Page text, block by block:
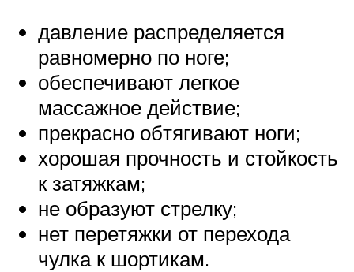
давление распределяется
равномерно по ноге;
обеспечивают легкое
массажное действие;
прекрасно обтягивают ноги;
хорошая прочность и стойкость
к затяжкам;
не образуют стрелку;
нет перетяжки от перехода
чулка к шортикам.